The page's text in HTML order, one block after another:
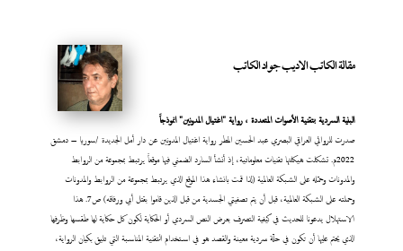
مقالة الكاتب الاديب جواد الكاتب
البنية السردية بتقنية الأصوات المتعددة ، رواية "اغتيال المدونين" انموذجاً
صدرت للروائي العراقي البصري عبد الحسين المطر رواية اغتيال المدونين عن دار أمل الجديدة /سوريا – دمشق
2022م. تشكلت هيكلتها تقنيات معلوماتية، إذ أنشأ السارد الضمني فيها موقعاً يرتبط بمجموعة من الروابط
والمدونات وحمّله على الشبكة العالمية (لذا قمت بانشاء هذا الموقع الذي يرتبط بمجموعة من الروابط والمدونات
وحملته على الشبكة العالمية، قبل أن يتم تصفيتي الجسدية من قبل الذين قاموا بقتل أبي ورفاقه) ص7. هذا
الاستهلال يدعونا للحديث في كيفية التصرف بعرض النص السردي أو الحكاية لكون كل حكاية لها طقسها وظرفها
الذي يحتم عليها أن تكون في حلّة سردية معينة والقصد هو في استخدام التقنية المناسبة التي تليق بكيان الرواية،